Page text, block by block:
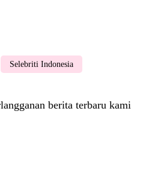
Selebriti Indonesia
berita terbaru kami